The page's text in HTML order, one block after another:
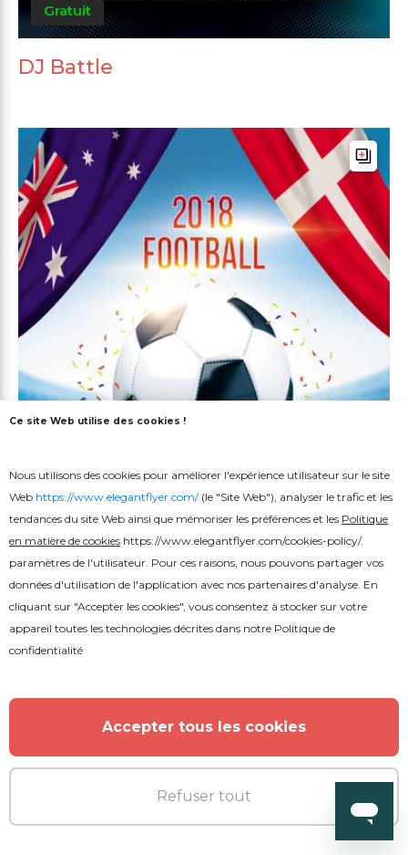
Gratuit
DJ Battle
Coupe du Monde
Ce site Web utilise des cookies !
Nous utilisons des cookies pour améliorer l'expérience utilisateur sur le site
Web https://www.elegantflyer.com/(le "Site Web"), analyser le trafic et les
tendances du site Web ainsi que mémoriser les préférences et les Politique
en matière de cookies https://www.elegantflyer.com/cookies-policy/.
paramètres de l'utilisateur. Pour ces raisons, nous pouvons partager vos
données d'utilisation de l'application avec nos partenaires d'analyse. En
cliquant sur "Accepter les cookies", vous consentez à stocker sur votre
appareil toutes les technologies décrites dans notre Politique de
confidentialité
Accepter tous les cookies
Refuser tout